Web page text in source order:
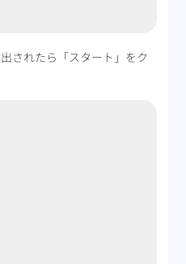
されたら「スタート」をク